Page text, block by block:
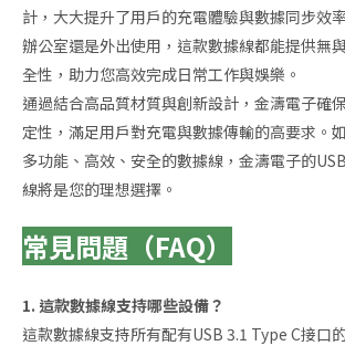
計，大大提升了用戶的充電體驗與數據同步效
辦公室還是外出使用，這款數據線都能提供無
全性，助力您高效完成日常工作與娛樂。
通過結合高品質材質與創新設計，金濤電子確
定性，滿足用戶對充電與數據傳輸的高要求。
多功能、高效、安全的數據線，金濤電子的
線將是您的理想選擇。
常見問題（FAQ）
1. 這款數據線支持哪些設備？
這款數據線支持所有配有USB 3.1 Type C接口